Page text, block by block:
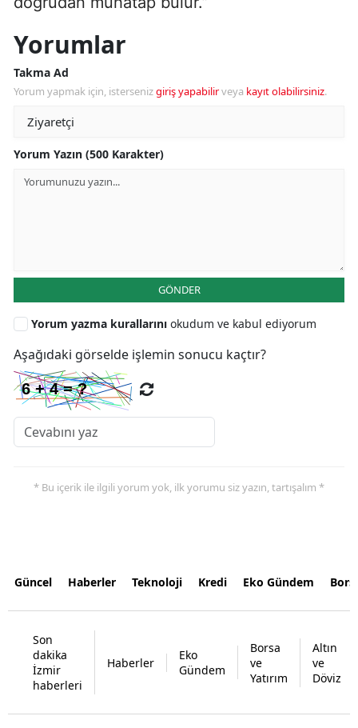
Yorumlar
Takma Ad
Yorum yapmak için, istersenizgiriş yapabilirveya kayıt olabilirsiniz.
Yorum Yazın (500 Karakter)
GÖNDER
Yorum yazma kurallarını okudum ve kabul ediyorum
Aşağıdaki görselde işlemin sonucu kaçtır?
* Bu içerik ile ilgili yorum yok, ilk yorumu siz yazın, tartışalım *
Güncel Haberler Teknoloji Kredi Eko Gündem
Son
dakika
İzmir
haberleri
Haberler
Eko
Gündem
Borsa
ve
Yatırım
Altın
ve
Döviz